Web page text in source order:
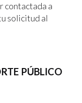
contactada a
solicitud al
PÚBLICO